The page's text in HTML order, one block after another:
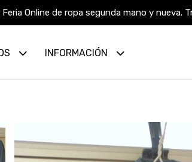
Feria Online de ropa segunda mano y nueva.
INFORMACIÓN